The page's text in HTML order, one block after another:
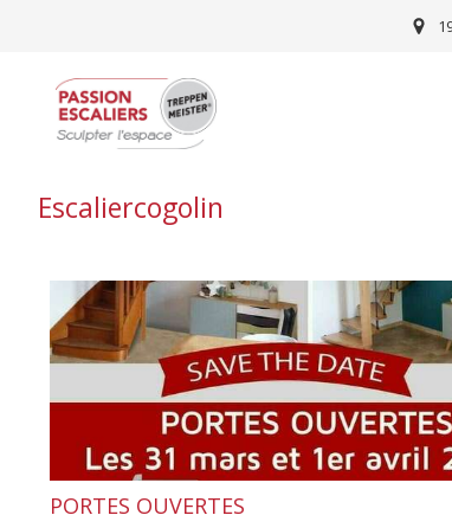
Escaliercogolin
PORTES OUVERTES